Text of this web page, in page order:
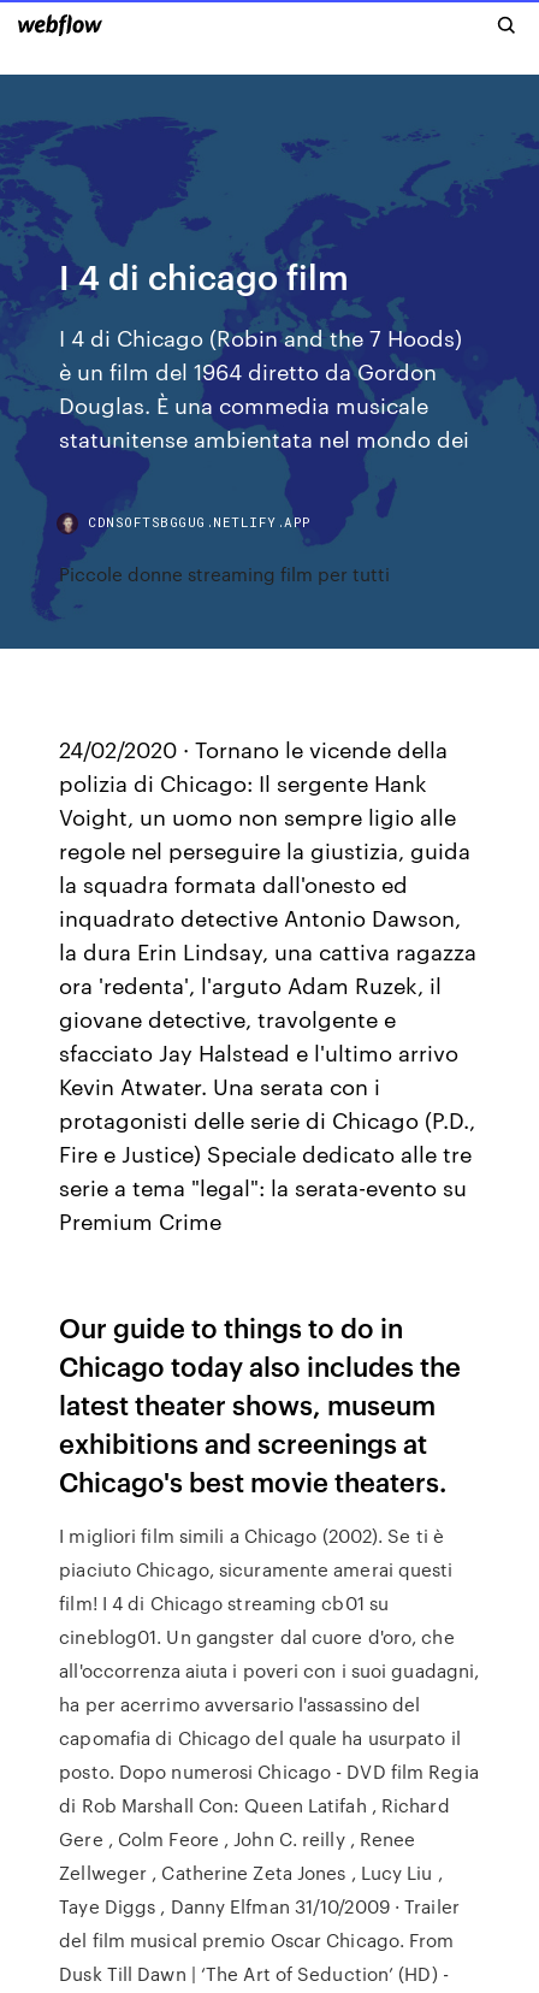
I 4 di chicago film
I 4 di Chicago (Robin and the 7 Hoods)
è un film del 1964 diretto da Gordon
Douglas. È una commedia musicale
statunitense ambientata nel mondo dei
CDNSOFTSBGGUG.NETLIFY.APP
Piccole donne streaming film per tutti
24/02/2020 · Tornano le vicende della
polizia di Chicago: Il sergente Hank
Voight, un uomo non sempre ligio alle
regole nel perseguire la giustizia, guida
la squadra formata dall'onesto ed
inquadrato detective Antonio Dawson,
la dura Erin Lindsay, una cattiva ragazza
ora 'redenta', l'arguto Adam Ruzek, il
giovane detective, travolgente e
sfacciato Jay Halstead e l'ultimo arrivo
Kevin Atwater. Una serata con i
protagonisti delle serie di Chicago (P.D.,
Fire e Justice) Speciale dedicato alle tre
serie a tema "legal": la serata-evento su
Premium Crime
Our guide to things to do in
Chicago today also includes the
latest theater shows, museum
exhibitions and screenings at
Chicago's best movie theaters.
I migliori film simili a Chicago (2002). Se ti è
piaciuto Chicago, sicuramente amerai questi
film! I 4 di Chicago streaming cb01 su
cineblog01. Un gangster dal cuore d'oro, che
all'occorrenza aiuta i poveri con i suoi guadagni,
ha per acerrimo avversario l'assassino del
capomafia di Chicago del quale ha usurpato il
posto. Dopo numerosi Chicago - DVD film Regia
di Rob Marshall Con: Queen Latifah , Richard
Gere , Colm Feore , John C. reilly , Renee
Zellweger , Catherine Zeta Jones , Lucy Liu ,
Taye Diggs , Danny Elfman 31/10/2009 · Trailer
del film musical premio Oscar Chicago. From
Dusk Till Dawn | ‘The Art of Seduction’ (HD) -